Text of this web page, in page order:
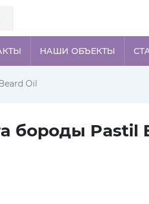
НАШИ ОБЪЕКТЫ
Oil
бороды Pastil